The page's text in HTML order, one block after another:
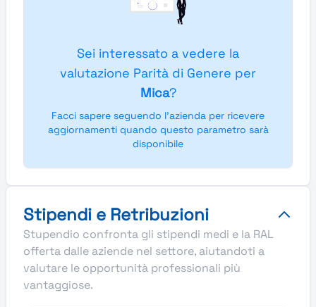
Sei interessato a vedere la
valutazione Parità di Genere per
Mica?
Facci sapere seguendo l'azienda per ricevere
aggiornamenti quando questo parametro sarà
disponibile
Stipendi e Retribuzioni
Stupendio confronta gli stipendi medi e la RAL
offerta dalle aziende nel settore, aiutandoti a
valutare le opportunità professionali più
vantaggiose.